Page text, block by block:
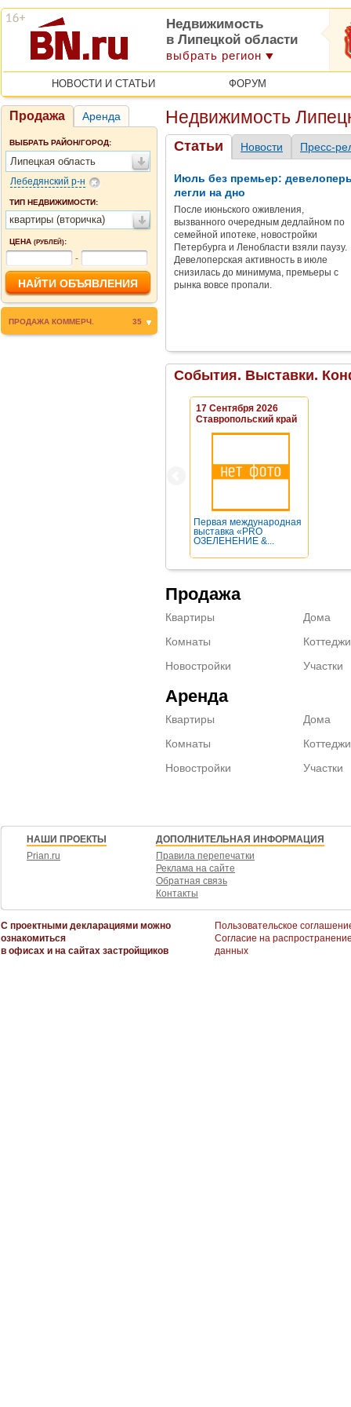
Недвижимость
в Липецкой области
выбрать регион
НОВОСТИ И СТАТЬИ ФОРУМ
Продажа Аренда
ВЫБРАТЬ РАЙОН/ГОРОД:
Липецкая область
Лебедянский р-н
ТИП НЕДВИЖИМОСТИ:
квартиры (вторичка)
ЦЕНА (РУБЛЕЙ):
-
ПРОДАЖА КОММЕРЧ. 35
Недвижимость
Статьи Новости Пресс-
Июль без премьер:
легли на дно
После июньского оживления,
вызванного очередным дедлайном по
семейной ипотеке, новостройки
Петербурга и Ленобласти взяли паузу.
Девелоперская активность в июле
снизилась до минимума, премьеры с
рынка вовсе пропали.
События. Выставки.
17 Сентября 2026
Ставропольский край
Первая международная
выставка «PRO
ОЗЕЛЕНЕНИЕ &...
Продажа
Квартиры
Комнаты
Новостройки
Дома
Коттеджи
Участки
Аренда
Квартиры
Комнаты
Новостройки
Дома
Коттеджи
Участки
НАШИ ПРОЕКТЫ
Prian.ru
ДОПОЛНИТЕЛЬНАЯ ИНФОРМАЦИЯ
Правила перепечатки
Реклама на сайте
Обратная связь
Контакты
С проектными декларациями можно
ознакомиться
в офисах и на сайтах застройщиков
Пользовательское
Согласие на
данных